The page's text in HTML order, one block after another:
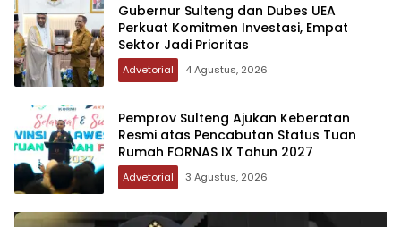
Gubernur Sulteng dan Dubes UEA
Perkuat Komitmen Investasi, Empat
Sektor Jadi Prioritas
Advetorial 4 Agustus, 2026
Pemprov Sulteng Ajukan Keberatan
Resmi atas Pencabutan Status Tuan
Rumah FORNAS IX Tahun 2027
Advetorial 3 Agustus, 2026